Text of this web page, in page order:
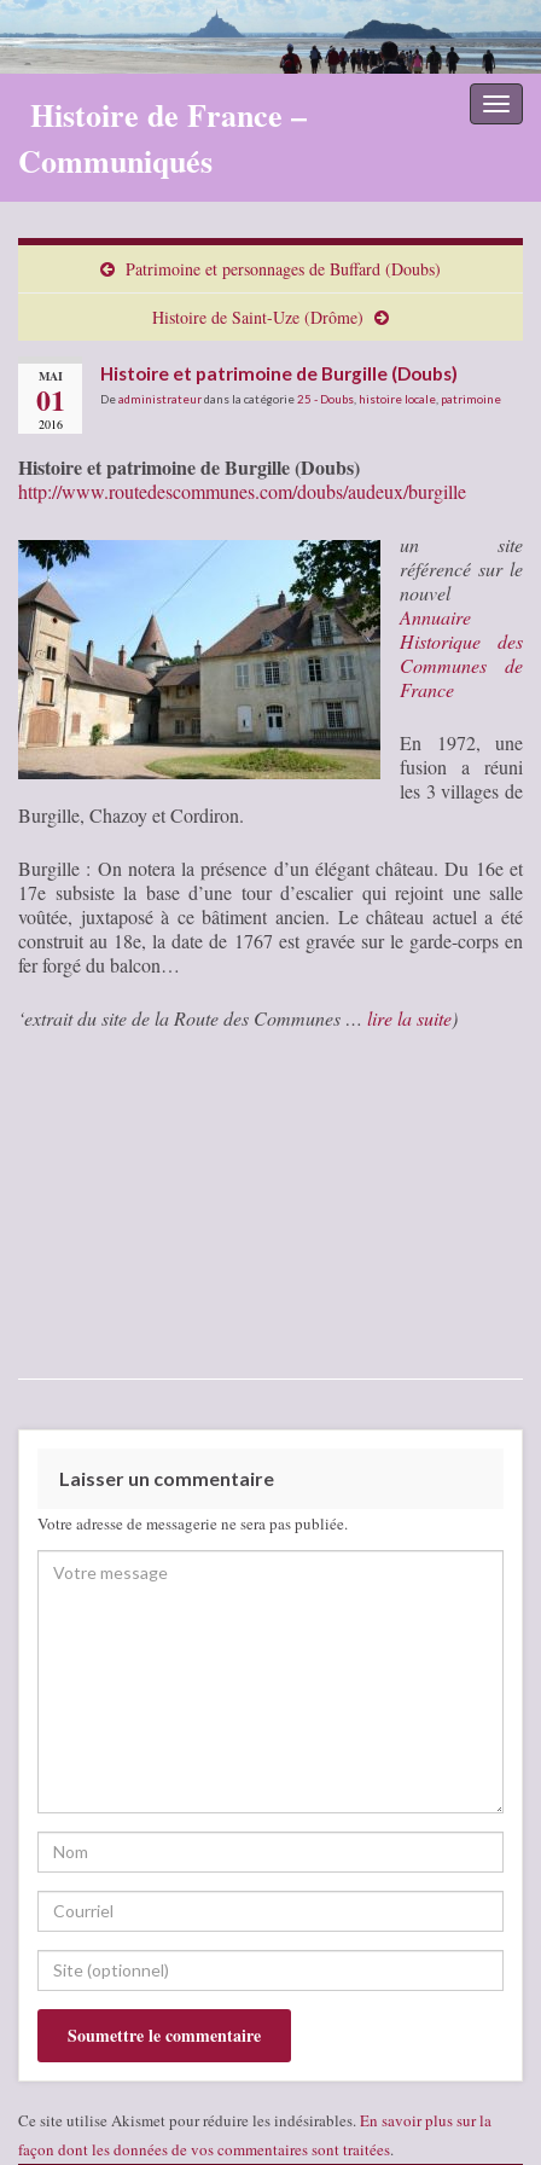
Histoire de France –
Communiqués
Patrimoine et personnages de Buffard (Doubs)
Histoire de Saint-Uze (Drôme)
MAI
01
2016
Histoire et patrimoine de Burgille (Doubs)
Deadministrateurdans la catégorie25 - Doubs histoire locale patrimoine
Histoire et patrimoine de Burgille (Doubs)
http://www.routedescommunes.com/doubs/audeux/burgille
un site
référencé sur le
nouvel
Annuaire
Historique des
Communes de
France
En 1972, une
fusion a réuni
les 3 villages de
Burgille, Chazoy et Cordiron.
Burgille : On notera la présence d’un élégant château. Du 16e et
17e subsiste la base d’une tour d’escalier qui rejoint une salle
voûtée, juxtaposé à ce bâtiment ancien. Le château actuel a été
construit au 18e, la date de 1767 est gravée sur le garde-corps en
fer forgé du balcon…
‘extrait du site de la Route des Communes … lire la suite)
Laisser un commentaire
Votre adresse de messagerie ne sera pas publiée.
Ce site utilise Akismet pour réduire les indésirables. En savoir plus sur la
façon dont les données de vos commentaires sont traitées.